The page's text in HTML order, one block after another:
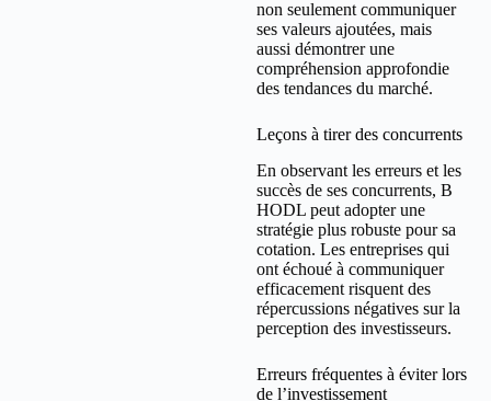
non seulement communiquer
ses valeurs ajoutées, mais
aussi démontrer une
compréhension approfondie
des tendances du marché.
Leçons à tirer des concurrents
En observant les erreurs et les
succès de ses concurrents, B
HODL peut adopter une
stratégie plus robuste pour sa
cotation. Les entreprises qui
ont échoué à communiquer
efficacement risquent des
répercussions négatives sur la
perception des investisseurs.
Erreurs fréquentes à éviter lors
de l’investissement